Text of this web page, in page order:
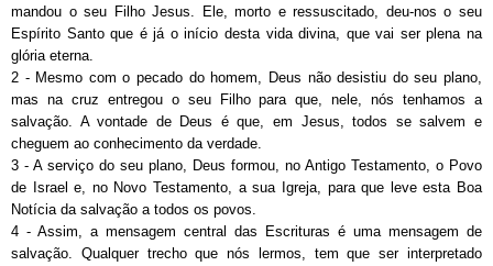
mandou o seu Filho Jesus. Ele, morto e ressuscitado, deu-nos o seu
Espírito Santo que é já o início desta vida divina, que vai ser plena na
glória eterna.
2 - Mesmo com o pecado do homem, Deus não desistiu do seu plano,
mas na cruz entregou o seu Filho para que, nele, nós tenhamos a
salvação. A vontade de Deus é que, em Jesus, todos se salvem e
cheguem ao conhecimento da verdade.
3 - A serviço do seu plano, Deus formou, no Antigo Testamento, o Povo
de Israel e, no Novo Testamento, a sua Igreja, para que leve esta Boa
Notícia da salvação a todos os povos.
4 - Assim, a mensagem central das Escrituras é uma mensagem de
salvação. Qualquer trecho que nós lermos, tem que ser interpretado